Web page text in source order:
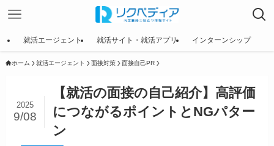
就活エージェント 就活サイト・就活アプリ インターンシップ
ホーム 就活エージェント 面接対策 面接自己PR
【就活の面接の自己紹介】高評価
につながるポイントとNGパター
ン
2025
9/08